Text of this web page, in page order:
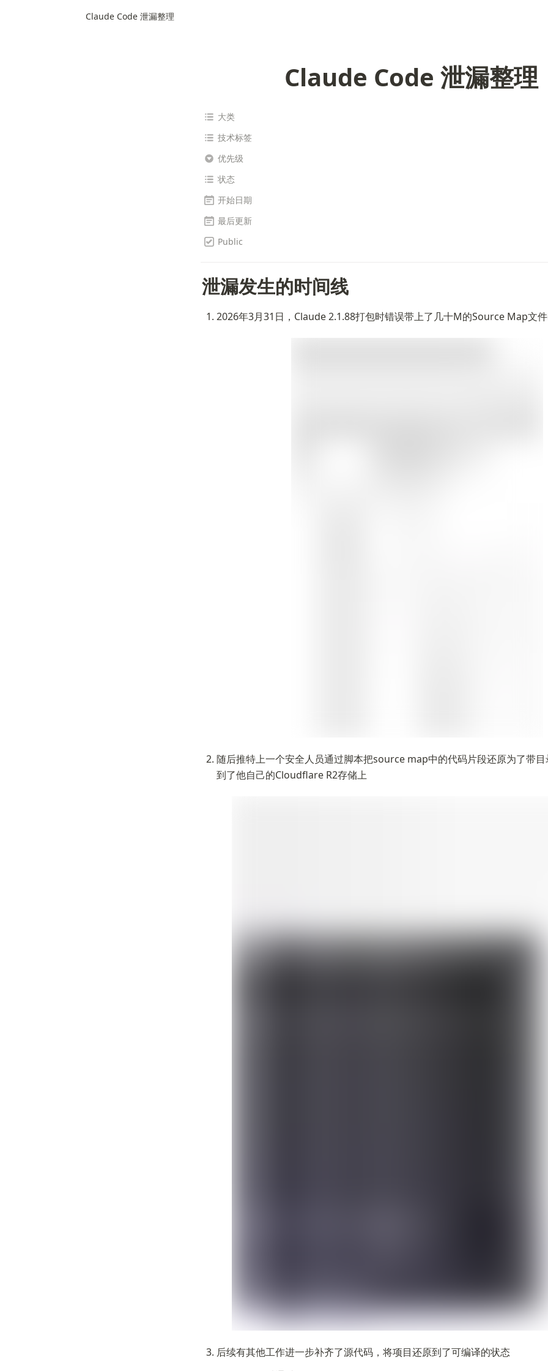
Claude Code 泄漏整理
Claude Code 泄漏整理
大类
技术标签
优先级
状态
开始日期
最后更新
Public
泄漏发生的时间线
2026年3月31日，Claude 2.1.88打包时错误带上了几十M的Source Map文件
随后推特上一个安全人员通过脚本把source map中的代码片段还原为了带
到了他自己的Cloudflare R2存储上
后续有其他工作进一步补齐了源代码，将项目还原到了可编译的状态